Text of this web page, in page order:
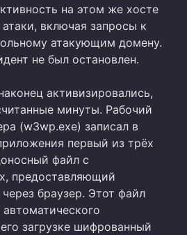
на этом же хосте
включая запросы к
атакующим домену.
не был остановлен.
активизировались,
минуты. Рабочий
(w3wp.exe) записал в
первый из трёх
файл с
предоставляющий
браузер. Этот файл
загрузке шифрованный